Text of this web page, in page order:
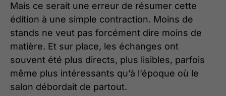
Mais ce serait une erreur de résumer cette
édition à une simple contraction. Moins de
stands ne veut pas forcément dire moins de
matière. Et sur place, les échanges ont
souvent été plus directs, plus lisibles, parfois
même plus intéressants qu’à l’époque où le
salon débordait de partout.